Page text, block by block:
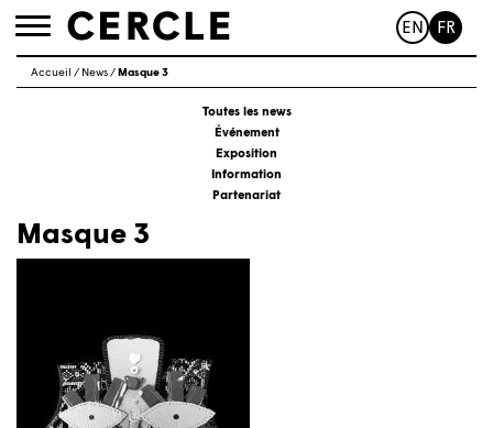
Toggle
EN FR
Accueil / News/ Masque 3
Toutes les news
Événement
Exposition
Information
Partenariat
Masque 3